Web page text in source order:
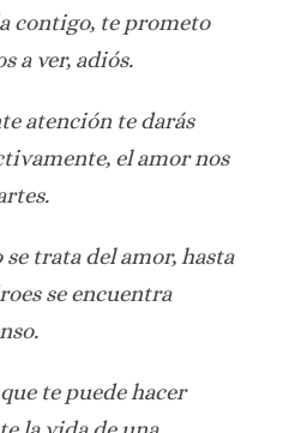
contigo, te prometo
a ver, adiós.
atención te darás
el amor nos
trata del amor, hasta
se encuentra
te puede hacer